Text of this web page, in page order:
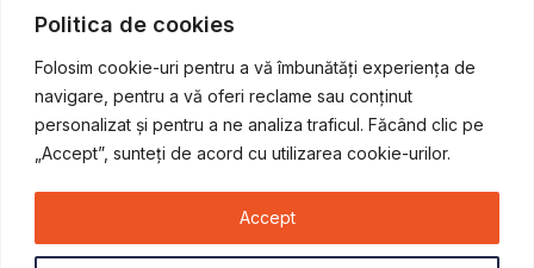
Politica de cookies
Folosim cookie-uri pentru a vă îmbunătăți experiența de
navigare, pentru a vă oferi reclame sau conținut
personalizat și pentru a ne analiza traficul. Făcând clic pe
„Accept”, sunteți de acord cu utilizarea cookie-urilor.
Accept
Copyright © 2026 Atv & Moto - Race